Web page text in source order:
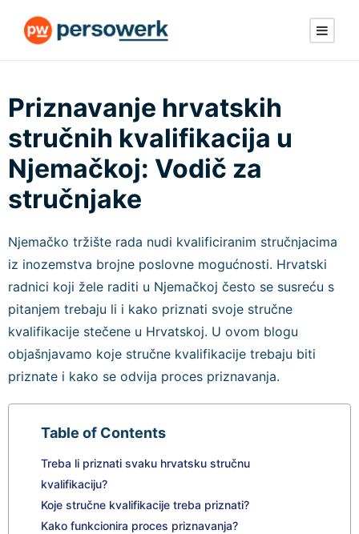
Priznavanje hrvatskih
stručnih kvalifikacija u
Njemačkoj: Vodič za
stručnjake
Njemačko tržište rada nudi kvalificiranim stručnjacima
iz inozemstva brojne poslovne mogućnosti. Hrvatski
radnici koji žele raditi u Njemačkoj često se susreću s
pitanjem trebaju li i kako priznati svoje stručne
kvalifikacije stečene u Hrvatskoj. U ovom blogu
objašnjavamo koje stručne kvalifikacije trebaju biti
priznate i kako se odvija proces priznavanja.
Table of Contents
Treba li priznati svaku hrvatsku stručnu
kvalifikaciju?
Koje stručne kvalifikacije treba priznati?
Kako funkcionira proces priznavanja?